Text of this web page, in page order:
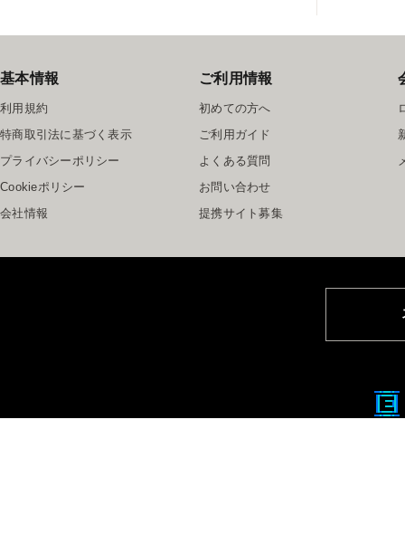
基本情報
利用規約
特商取引法に基づく表示
プライバシーポリシー
Cookieポリシー
会社情報
ご利用情報
初めての方へ
ご利用ガイド
よくある質問
お問い合わせ
提携サイト募集